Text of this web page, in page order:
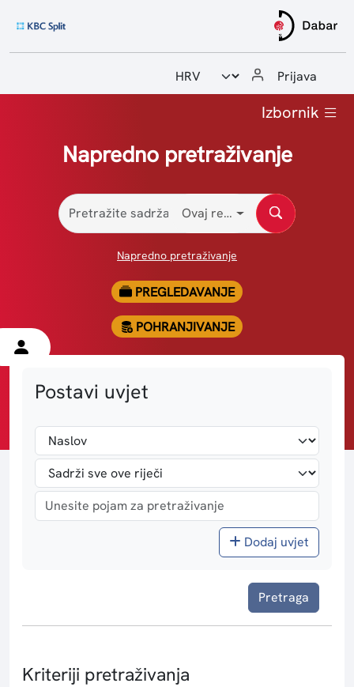
Odabir jezika Prijava
Izbornik
Upute i priručnici
Kontakt
Napredno pretraživanje
Ovaj repozitorij
Napredno pretraživanje
PREGLEDAVANJE
POHRANJIVANJE
Postavi uvjet
Dodaj uvjet
Pretraga
Kriteriji pretraživanja